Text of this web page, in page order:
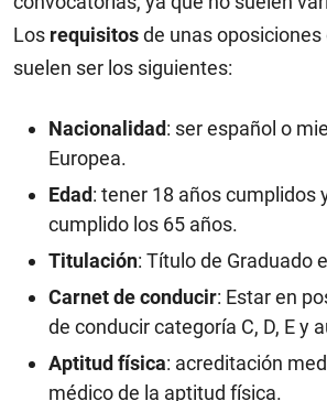
Los requisitosde unas
suelen ser los siguientes:
Nacionalidad: ser español o
Europea.
Edad: tener 18 años cumplidos
cumplido los 65 años.
Titulación: Título de Graduado
Carnet de conducir: Estar en
de conducir categoría C, D, E y
Aptitud física: acreditación
médico de la aptitud física.